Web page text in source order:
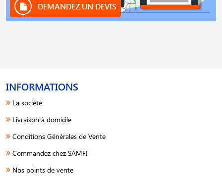
DEMANDEZ UN DEVIS
INFORMATIONS
La société
Livraison à domicile
Conditions Générales de Vente
Commandez chez SAMFI
Nos points de vente